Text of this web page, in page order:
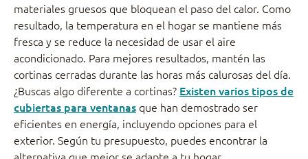
materiales gruesos que bloquean el paso del calor. Como
resultado, la temperatura en el hogar se mantiene más
fresca y se reduce la necesidad de usar el aire
acondicionado. Para mejores resultados, mantén las
cortinas cerradas durante las horas más calurosas del día.
¿Buscas algo diferente a cortinas? Existen varios tipos de
cubiertas para ventanas que han demostrado ser
eficientes en energía, incluyendo opciones para el
exterior. Según tu presupuesto, puedes encontrar la